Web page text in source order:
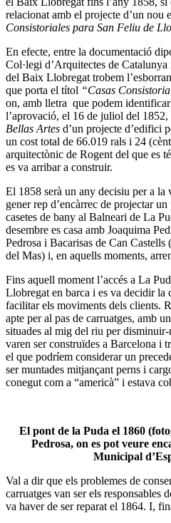
relacionat amb el projecte d’un nou
Consistoriales para San Feliu de
En efecte, entre la documentació
Col·legi d’Arquitectes de
del Baix Llobregat trobem
que porta el títol “Casas
on, amb lletra que podem
l’aprovació, el 16 de juliol del 1852,
Bellas Artes d’un projecte d’edifici
un cost total de 66.019 rals i 24
arquitectònic de Rogent del que es
es va arribar a construir.
El 1858 serà un any decisiu per a la
gener rep d’encàrrec de projectar
casetes de bany al Balneari de La
desembre es casa amb Joaquima
Pedrosa i Bacarisas de Can
del Mas) i, en aquells moments,
Fins aquell moment l’accés a La
Llobregat en barca i es va decidir la
facilitar els moviments dels clients.
apte per al pas de carruatges, amb
situades al mig del riu per
varen ser construïdes a Barcelona i
el que podríem considerar un
ser muntades mitjançant perns i
conegut com a “americà” i estava
El pont de la Puda el 1860
Pedrosa, on es pot veure
Municipal
Val a dir que els problemes de
carruatges van ser els responsables
va haver de ser reparat el 1864. I,